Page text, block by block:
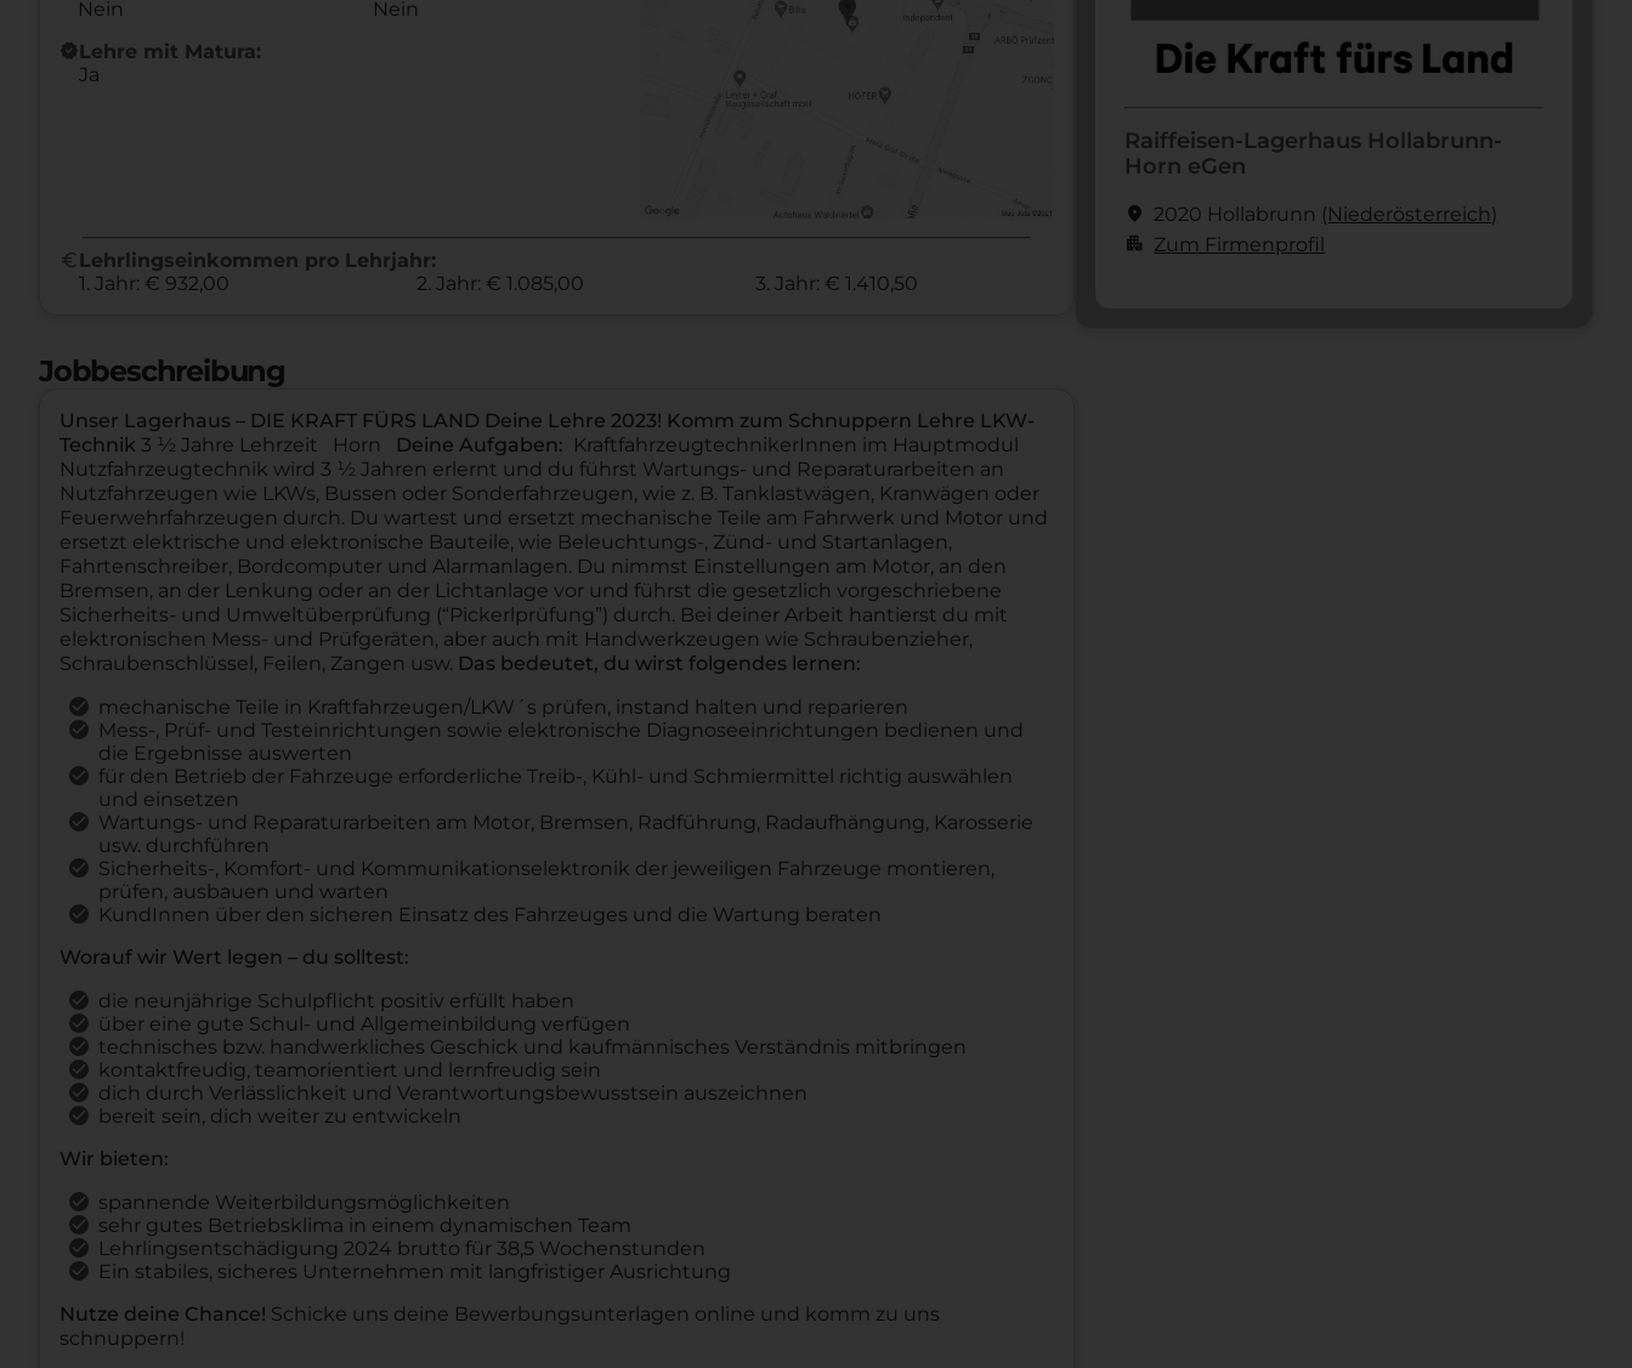
Nein
Nein
new_releasesLehre mit Matura:
Ja
euro Lehrlingseinkommen pro Lehrjahr:
1. Jahr: € 932,00
2. Jahr: € 1.085,00 3. Jahr: € 1.410,50
Jobbeschreibung
Unser Lagerhaus – DIE KRAFT FÜRS LAND Deine Lehre 2023! Komm zum Schnuppern Lehre LKW-
Technik 3 ½ Jahre Lehrzeit Horn Deine Aufgaben: KraftfahrzeugtechnikerInnen im Hauptmodul
Nutzfahrzeugtechnik wird 3 ½ Jahren erlernt und du führst Wartungs- und Reparaturarbeiten an
Nutzfahrzeugen wie LKWs, Bussen oder Sonderfahrzeugen, wie z. B. Tanklastwägen, Kranwägen oder
Feuerwehrfahrzeugen durch. Du wartest und ersetzt mechanische Teile am Fahrwerk und Motor und
ersetzt elektrische und elektronische Bauteile, wie Beleuchtungs-, Zünd- und Startanlagen,
Fahrtenschreiber, Bordcomputer und Alarmanlagen. Du nimmst Einstellungen am Motor, an den
Bremsen, an der Lenkung oder an der Lichtanlage vor und führst die gesetzlich vorgeschriebene
Sicherheits- und Umweltüberprüfung (“Pickerlprüfung”) durch. Bei deiner Arbeit hantierst du mit
elektronischen Mess- und Prüfgeräten, aber auch mit Handwerkzeugen wie Schraubenzieher,
Schraubenschlüssel, Feilen, Zangen usw. Das bedeutet, du wirst folgendes lernen:
mechanische Teile in Kraftfahrzeugen/LKW´s prüfen, instand halten und reparieren
Mess-, Prüf- und Testeinrichtungen sowie elektronische Diagnoseeinrichtungen bedienen und
die Ergebnisse auswerten
für den Betrieb der Fahrzeuge erforderliche Treib-, Kühl- und Schmiermittel richtig auswählen
und einsetzen
Wartungs- und Reparaturarbeiten am Motor, Bremsen, Radführung, Radaufhängung, Karosserie
usw. durchführen
Sicherheits-, Komfort- und Kommunikationselektronik der jeweiligen Fahrzeuge montieren,
prüfen, ausbauen und warten
KundInnen über den sicheren Einsatz des Fahrzeuges und die Wartung beraten
Worauf wir Wert legen – du solltest:
die neunjährige Schulpflicht positiv erfüllt haben
über eine gute Schul- und Allgemeinbildung verfügen
technisches bzw. handwerkliches Geschick und kaufmännisches Verständnis mitbringen
kontaktfreudig, teamorientiert und lernfreudig sein
dich durch Verlässlichkeit und Verantwortungsbewusstsein auszeichnen
bereit sein, dich weiter zu entwickeln
Wir bieten:
spannende Weiterbildungsmöglichkeiten
sehr gutes Betriebsklima in einem dynamischen Team
Lehrlingsentschädigung 2024 brutto für 38,5 Wochenstunden
Ein stabiles, sicheres Unternehmen mit langfristiger Ausrichtung
Nutze deine Chance! Schicke uns deine Bewerbungsunterlagen online und komm zu uns
schnuppern!
Raiffeisen-Lagerhaus Hollabrunn-
Horn eGen
location_on 2020 Hollabrunn (Nieder­österreich)
apartment Zum Firmenprofil